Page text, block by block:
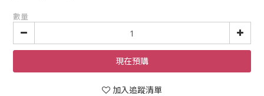
數量
現在預購
加入追蹤清單